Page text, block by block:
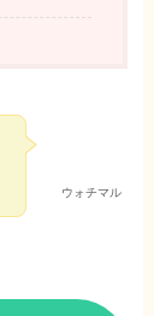
ウォチマル